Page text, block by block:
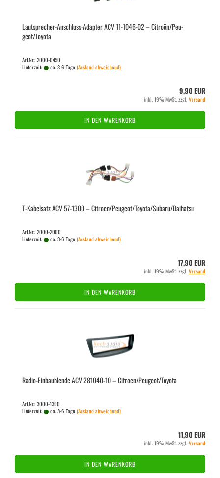
Lautsprecher-​​Anschluss-​Adapter ACV 11-​1046-​02 – Citroën/Peu­
geot/To­yo­ta
Art.Nr.: 2000-0450
Lieferzeit:
ca. 3-6 Tage(Ausland abweichend)
9,90 EUR
inkl. 19% MwSt. zzgl.Versand
IN DEN WARENKORB
T-​Ka­bel­satz ACV 57-​1300 – Ci­tro­en/Peu­geot/To­yo­ta/Sub­a­ru/Daihatsu
Art.Nr.: 2000-2060
Lieferzeit:
ca. 3-6 Tage(Ausland abweichend)
17,90 EUR
inkl. 19% MwSt. zzgl.Versand
IN DEN WARENKORB
Radio-​​Ein­bau­blen­de ACV 281040-​​10 – Ci­tro­en/Peu­geot/To­yo­ta
Art.Nr.: 3000-1300
Lieferzeit:
ca. 3-6 Tage(Ausland abweichend)
11,90 EUR
inkl. 19% MwSt. zzgl.Versand
IN DEN WARENKORB